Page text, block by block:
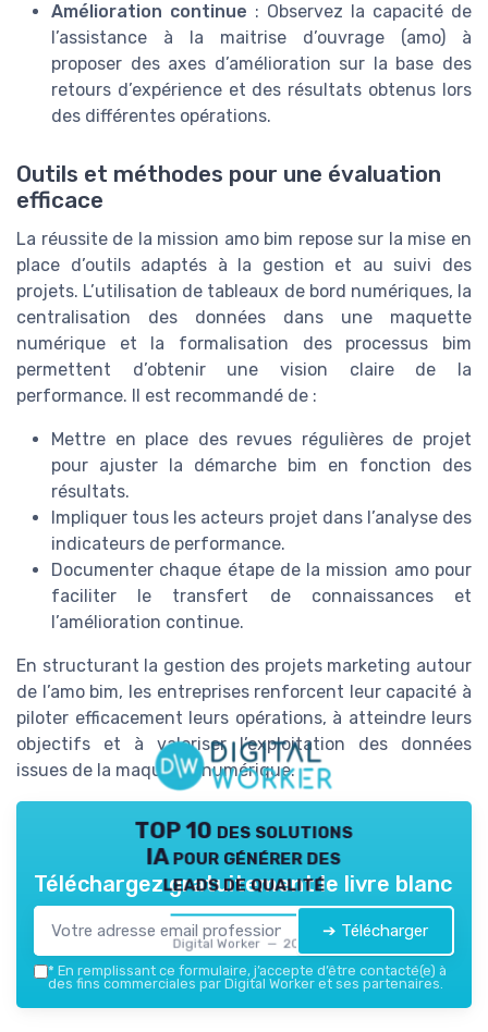
Amélioration continue : Observez la capacité de
l’assistance à la maitrise d’ouvrage (amo) à
proposer des axes d’amélioration sur la base des
retours d’expérience et des résultats obtenus lors
des différentes opérations.
Outils et méthodes pour une évaluation
efficace
La réussite de la mission amo bim repose sur la mise en
place d’outils adaptés à la gestion et au suivi des
projets. L’utilisation de tableaux de bord numériques, la
centralisation des données dans une maquette
numérique et la formalisation des processus bim
permettent d’obtenir une vision claire de la
performance. Il est recommandé de :
Mettre en place des revues régulières de projet
pour ajuster la démarche bim en fonction des
résultats.
Impliquer tous les acteurs projet dans l’analyse des
indicateurs de performance.
Documenter chaque étape de la mission amo pour
faciliter le transfert de connaissances et
l’amélioration continue.
En structurant la gestion des projets marketing autour
de l’amo bim, les entreprises renforcent leur capacité à
piloter efficacement leurs opérations, à atteindre leurs
objectifs et à valoriser l’exploitation des données
issues de la maquette numérique.
TOP 10 des solutions
IA pour générer des
leads de qualité
Digital Worker — 2026
Téléchargez gratuitement le livre blanc
➔ Télécharger
* En remplissant ce formulaire, j’accepte d’être contacté(e) à
des fins commerciales par Digital Worker et ses partenaires.